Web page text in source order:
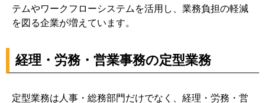
テムやワークフローシステムを活用し、業務負担の軽減
を図る企業が増えています。
経理・労務・営業事務の定型業務
定型業務は人事・総務部門だけでなく、経理・労務・営